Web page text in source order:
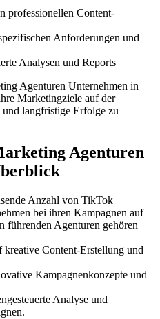
professionellen Content-
Anforderungen und
Analysen und Reports
Agenturen Unternehmen in
Marketingziele auf der
langfristige Erfolge zu
Agenturen
Anzahl von TikTok
bei ihren Kampagnen auf
führenden Agenturen gehören
Content-Erstellung und
Kampagnenkonzepte und
Analyse und